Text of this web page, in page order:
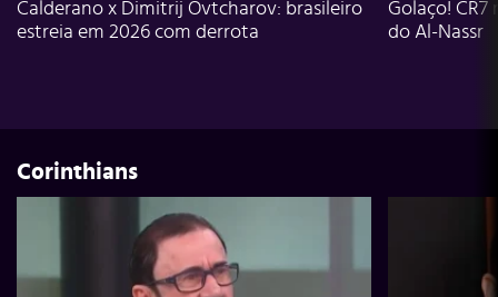
Calderano x Dimitrij Ovtcharov: brasileiro
estreia em 2026 com derrota
Golaço!
do Al-Nassr
Corinthians